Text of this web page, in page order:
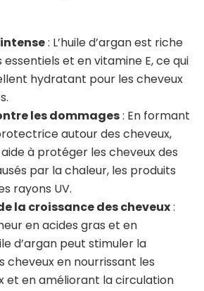
: L’huile d’argan est riche
et en vitamine E, ce qui
hydratant pour les cheveux
les dommages: En formant
autour des cheveux,
aide à protéger les cheveux des
par la chaleur, les produits
rayons UV.
la croissance des cheveux:
en acides gras et en
d’argan peut stimuler la
cheveux en nourrissant les
et en améliorant la circulation